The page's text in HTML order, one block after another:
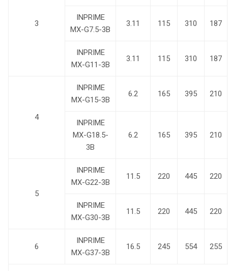
3
INPRIME
MX-G7.5-3B
3.11 115 310 187
INPRIME
MX-G11-3B
3.11 115 310 187
4
INPRIME
MX-G15-3B
6.2 165 395 210
INPRIME
MX-G18.5-
3B
6.2 165 395 210
5
INPRIME
MX-G22-3B
11.5 220 445 220
INPRIME
MX-G30-3B
11.5 220 445 220
6
INPRIME
MX-G37-3B
16.5 245 554 255